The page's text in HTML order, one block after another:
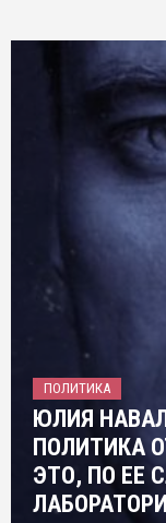
ПОЛИТИКА
ЮЛИЯ
ПОЛИТИКА
ЭТО, ПО ЕЕ